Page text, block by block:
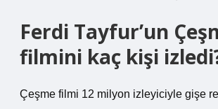
Ferdi Tayfur’un
filmini kaç kişi
Çeşme filmi 12 milyon izleyiciyle gişe